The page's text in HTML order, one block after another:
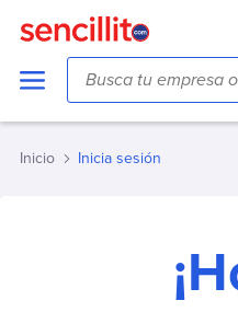
Agua
Aguas Andinas
Aguas del Valle
Aguas Décima
Inicio Inicia sesión